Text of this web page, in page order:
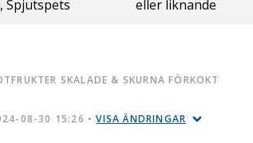
Spjutspets
eller liknande
SKALADE & SKURNA FÖRKOKT
08-30 15:26 •VISA ÄNDRINGAR